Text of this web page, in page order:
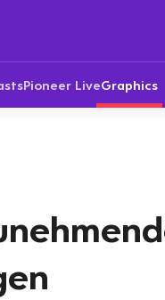
Pioneer LiveGraphics